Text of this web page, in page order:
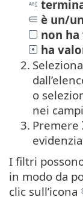
è un/
non
ha
2.
o
nei
3. Premere
I filtri
in modo da
clic sull’icona